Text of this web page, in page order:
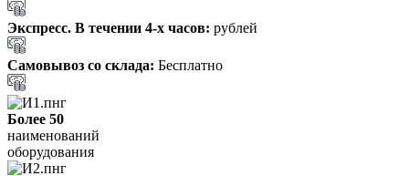
Экспресс. В течении 4-х часов: рублей
Самовывоз со склада: Бесплатно
Более 50
наименований
оборудования